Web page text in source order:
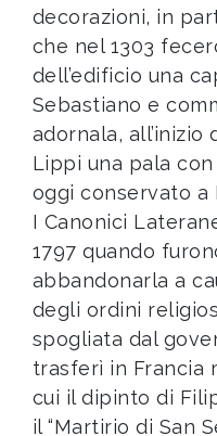
decorazioni, in
che nel 1303
dell’edificio una
Sebastiano e
adornala, all’inizio
Lippi una pala
oggi conservato a
I Canonici
1797 quando
abbandonarla a
degli ordini
spogliata dal
trasferì in Francia
cui il dipinto di
il “Martirio di San